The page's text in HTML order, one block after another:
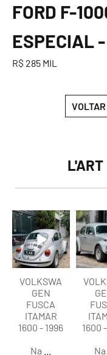
FORD F-
ESPECIAL
R$ 285 MIL
L'ART
lart.br
Ago 6
VOLKSWA
GEN
FUSCA
ITAMAR
1600 - 1996
Na
1600
Na